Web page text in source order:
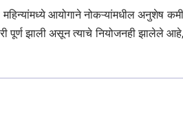
आयोगाने नोकऱ्यांमधील अनुशेष कमी
पूर्ण झाली असून त्याचे नियोजनही झालेले आहे,